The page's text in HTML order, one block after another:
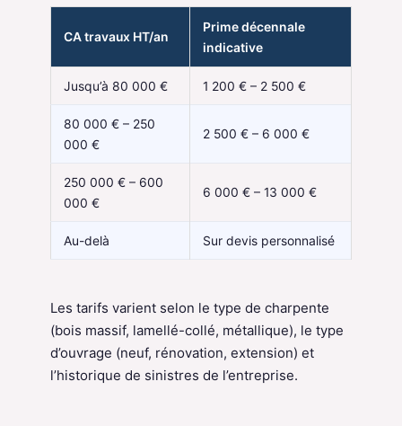
CA travaux HT/an
Prime décennale
indicative
Jusqu’à 80 000 € 1 200 € – 2 500 €
80 000 € – 250
000 €
2 500 € – 6 000 €
250 000 € – 600
000 €
6 000 € – 13 000 €
Au-delà Sur devis personnalisé
Les tarifs varient selon le type de charpente
(bois massif, lamellé-collé, métallique), le type
d’ouvrage (neuf, rénovation, extension) et
l’historique de sinistres de l’entreprise.